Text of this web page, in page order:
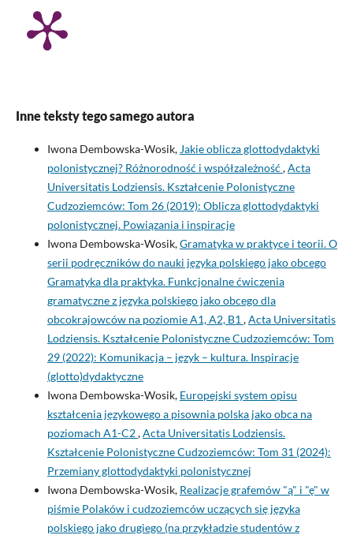
Inne teksty tego samego autora
Iwona Dembowska-Wosik, Jakie oblicza glottodydaktyki
polonistycznej? Różnorodność i współzależność ,Acta
Universitatis Lodziensis. Kształcenie Polonistyczne
Cudzoziemców: Tom 26 (2019): Oblicza glottodydaktyki
polonistycznej. Powiązania i inspiracje
Iwona Dembowska-Wosik,Gramatyka w praktyce i teorii. O
serii podręczników do nauki języka polskiego jako obcego
Gramatyka dla praktyka. Funkcjonalne ćwiczenia
gramatyczne z języka polskiego jako obcego dla
obcokrajowców na poziomie A1, A2, B1 ,Acta Universitatis
Lodziensis. Kształcenie Polonistyczne Cudzoziemców: Tom
29 (2022): Komunikacja – język – kultura. Inspiracje
(glotto)dydaktyczne
Iwona Dembowska-Wosik, Europejski system opisu
kształcenia językowego a pisownia polska jako obca na
poziomach A1-C2,Acta Universitatis Lodziensis.
Kształcenie Polonistyczne Cudzoziemców: Tom 31 (2024):
Przemiany glottodydaktyki polonistycznej
Iwona Dembowska-Wosik, Realizacje grafemów "ą" i "ę" w
piśmie Polaków i cudzoziemców uczących się języka
polskiego jako drugiego (na przykładzie studentów z